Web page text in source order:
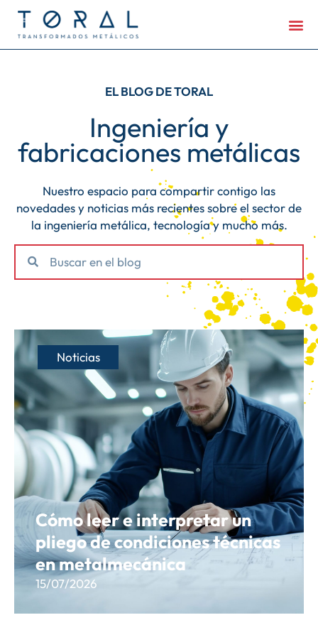
EL BLOG DE TORAL
Ingeniería y
fabricaciones metálicas
Nuestro espacio para compartir contigo las
novedades y noticias más recientes sobre el sector de
la ingeniería metálica, tecnología y mucho más.
Noticias
Cómo leer e interpretar un
pliego de condiciones técnicas
en metalmecánica
15/07/2026